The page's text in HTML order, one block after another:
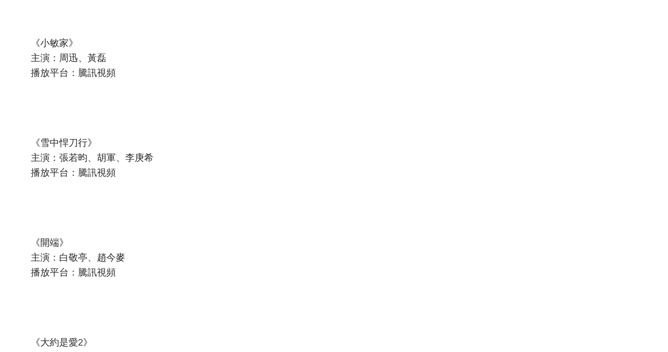
《小敏家》
主演：周迅、黃磊
播放平台：騰訊視頻
《雪中悍刀行》
主演：張若昀、胡軍、李庚希
播放平台：騰訊視頻
《開端》
主演：白敬亭、趙今麥
播放平台：騰訊視頻
《大約是愛2》